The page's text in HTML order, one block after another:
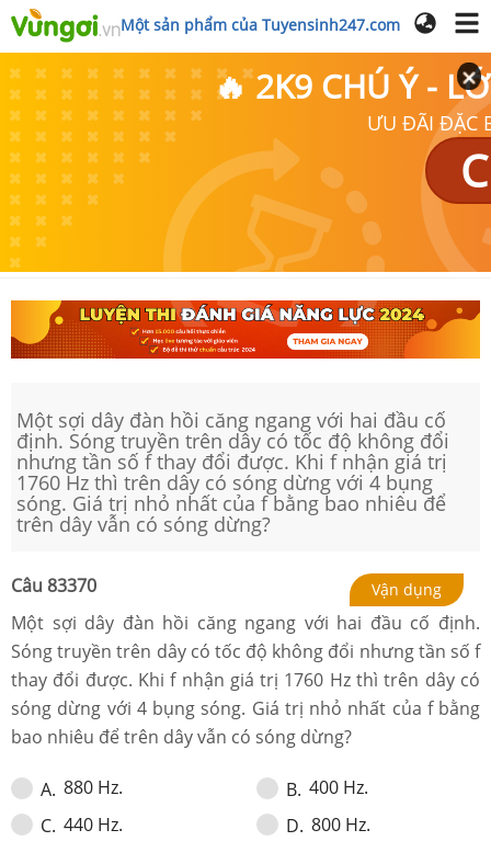
Một sản phẩm của Tuyensinh247.com
🔥 2K9 CHÚ Ý -
ƯU ĐÃI ĐẶC
Một sợi dây đàn hồi căng ngang với hai đầu cố
định. Sóng truyền trên dây có tốc độ không đổi
nhưng tần số f thay đổi được. Khi f nhận giá trị
1760 Hz thì trên dây có sóng dừng với 4 bụng
sóng. Giá trị nhỏ nhất của f bằng bao nhiêu để
trên dây vẫn có sóng dừng?
Câu 83370 Vận dụng
Một sợi dây đàn hồi căng ngang với hai đầu cố định.
Sóng truyền trên dây có tốc độ không đổi nhưng tần số f
thay đổi được. Khi f nhận giá trị 1760 Hz thì trên dây có
sóng dừng với 4 bụng sóng. Giá trị nhỏ nhất của f bằng
bao nhiêu để trên dây vẫn có sóng dừng?
A. 880 Hz. B. 400 Hz.
C. 440 Hz. D. 800 Hz.